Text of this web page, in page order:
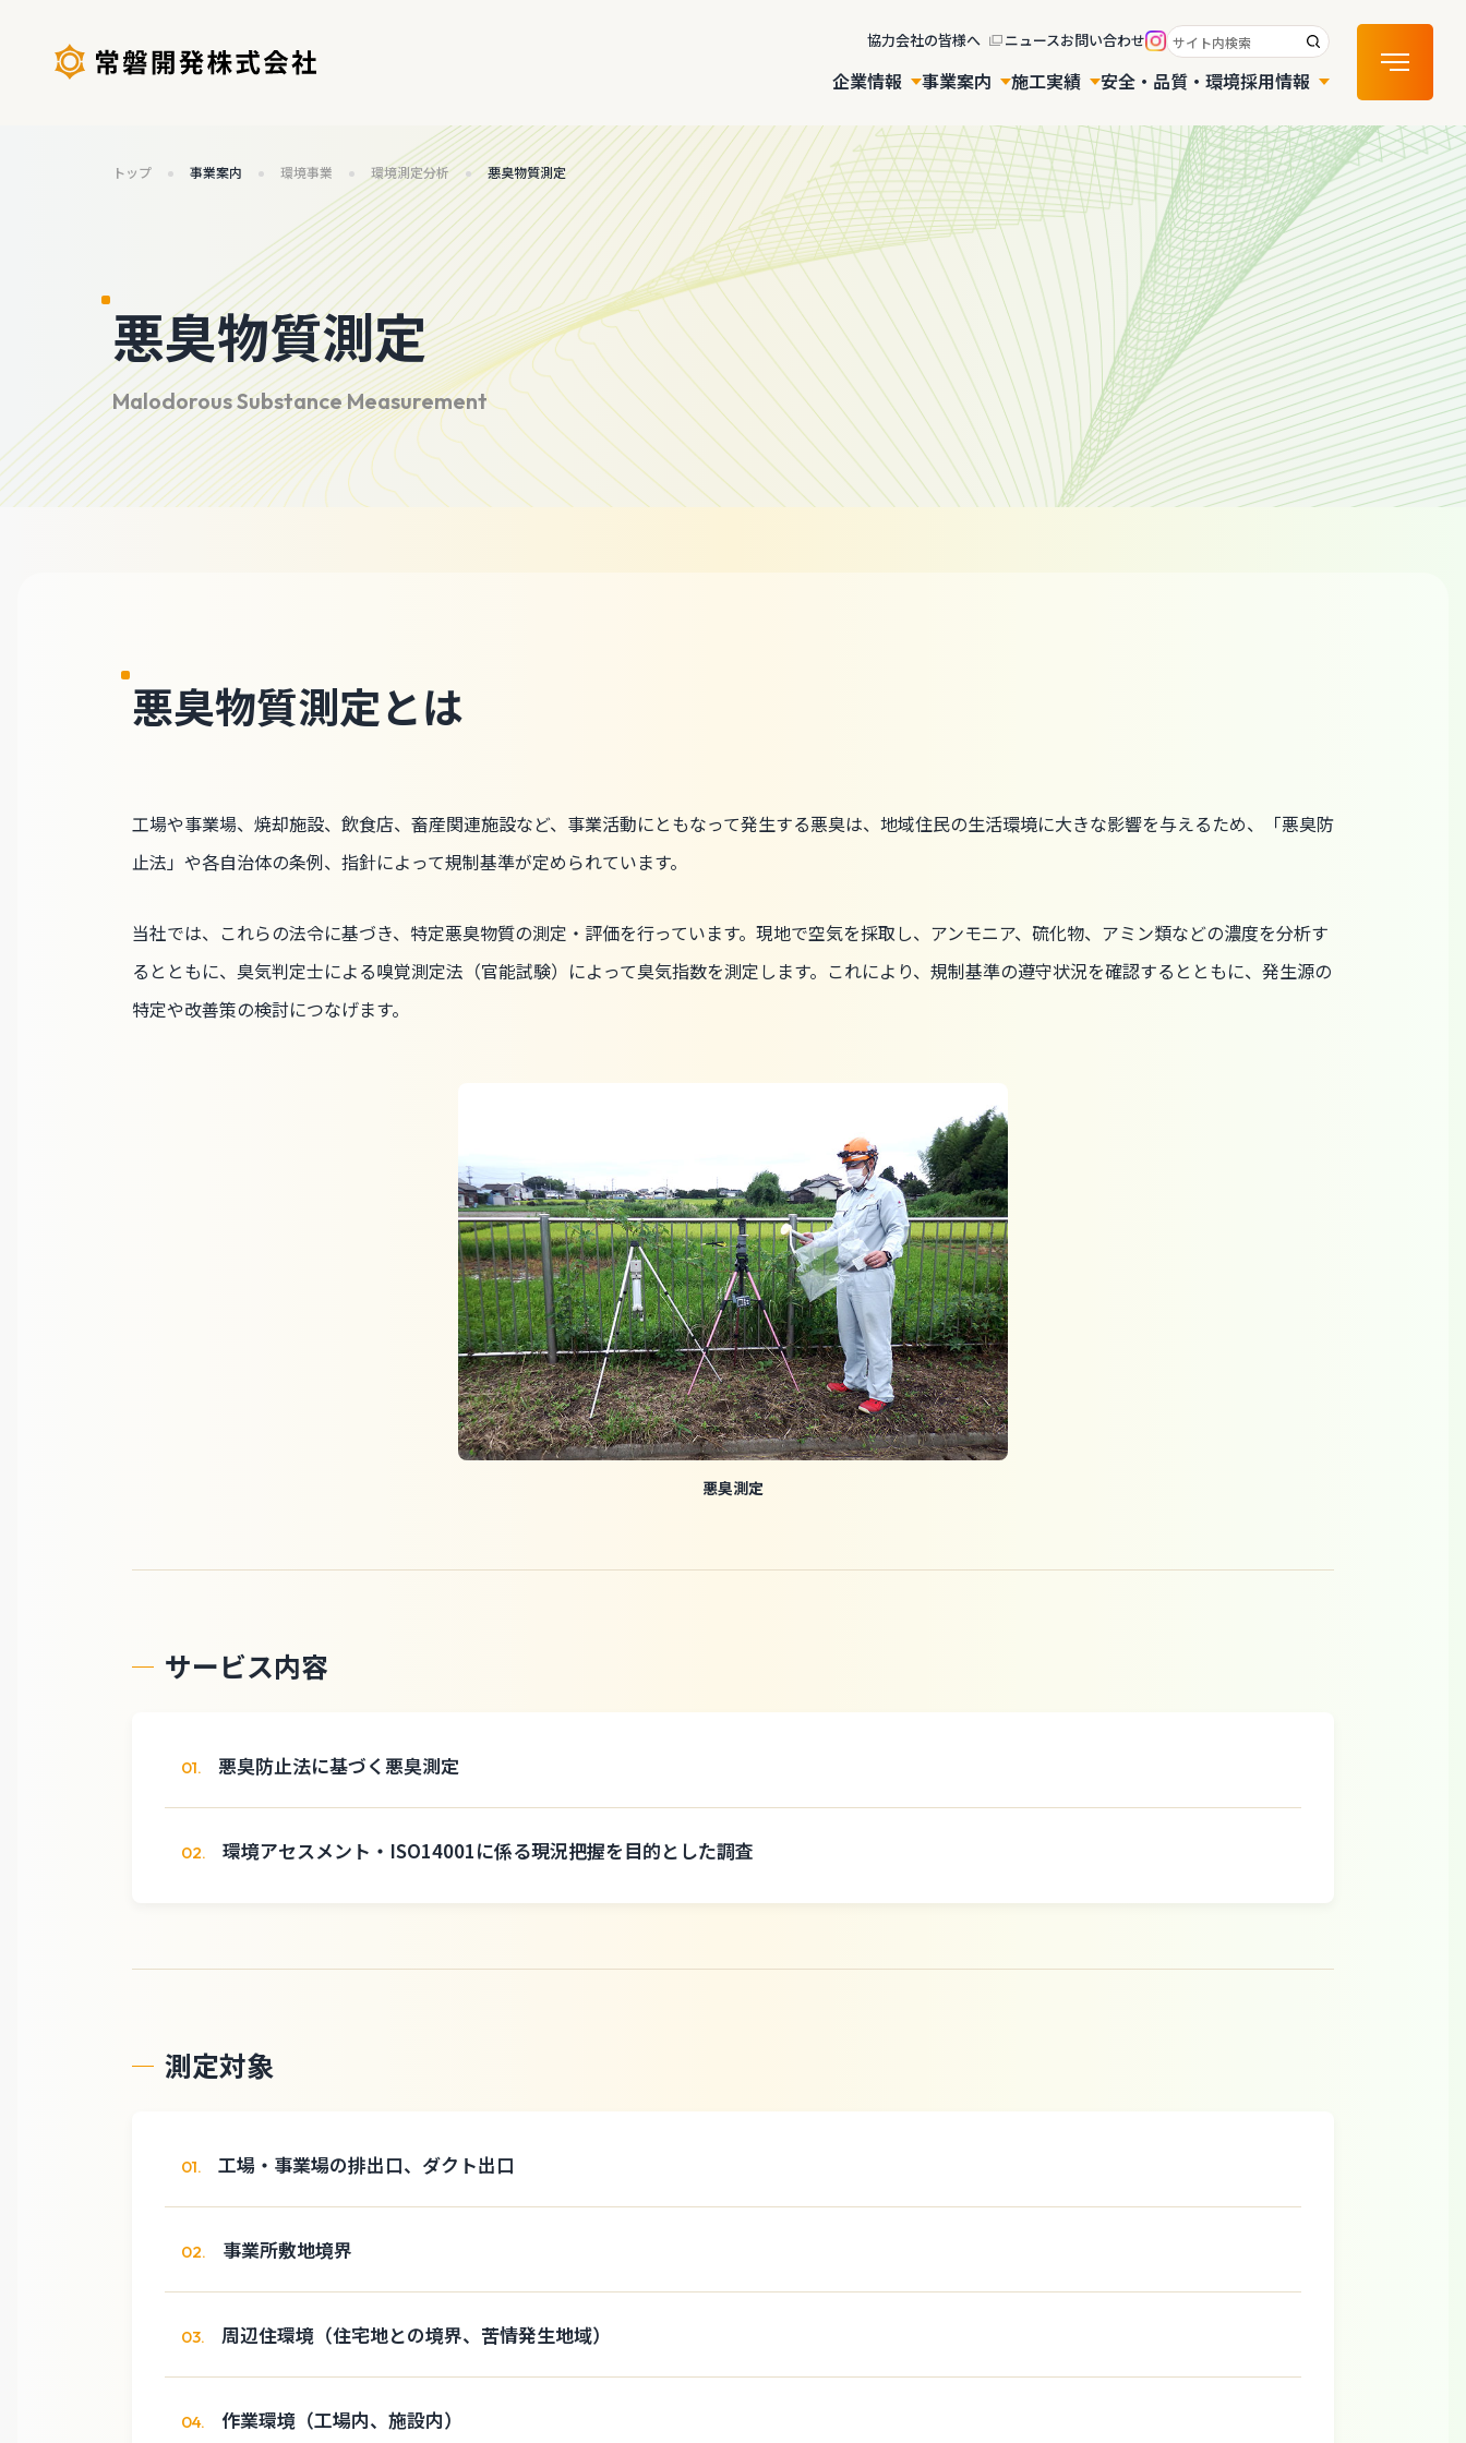
協力会社の皆様へ ニュースお問い合わせ
企業情報 事業案内 施工実績 安全・品質・環境採用情報
トップ 事業案内 環境事業 環境測定分析 悪臭物質測定
悪臭物質測定
悪臭物質測定とは
工場や事業場、焼却施設、飲食店、畜産関連施設など、事業活動にともなって発生する悪臭は、地域住民の生活環境に大きな影響を与えるため、「悪臭防
止法」や各自治体の条例、指針によって規制基準が定められています。
当社では、これらの法令に基づき、特定悪臭物質の測定・評価を行っています。現地で空気を採取し、アンモニア、硫化物、アミン類などの濃度を分析す
るとともに、臭気判定士による嗅覚測定法（官能試験）によって臭気指数を測定します。これにより、規制基準の遵守状況を確認するとともに、発生源の
特定や改善策の検討につなげます。
悪臭測定
サービス内容
01. 悪臭防止法に基づく悪臭測定
02. 環境アセスメント・ISO14001に係る現況把握を目的とした調査
測定対象
01. 工場・事業場の排出口、ダクト出口
02. 事業所敷地境界
03. 周辺住環境（住宅地との境界、苦情発生地域）
04. 作業環境（工場内、施設内）